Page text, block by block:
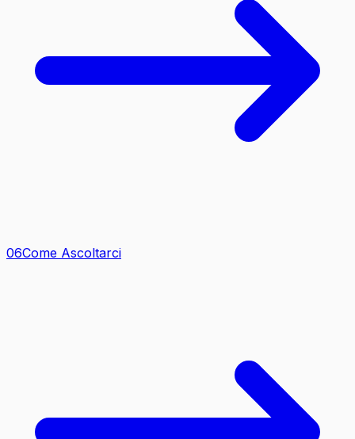
06Come Ascoltarci